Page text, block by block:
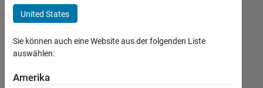
Commercial Sales
Customer Support
Inside Sales
Sales Operations
Marketing Communications
+7
Derzeit
United States
Sie können auch eine Website aus der folgenden Liste
auswählen:
Amerika